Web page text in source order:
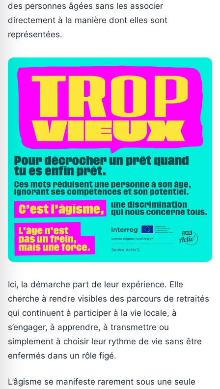
des personnes âgées sans les associer
directement à la manière dont elles sont
représentées.
Ici, la démarche part de leur expérience. Elle
cherche à rendre visibles des parcours de retraités
qui continuent à participer à la vie locale, à
s’engager, à apprendre, à transmettre ou
simplement à choisir leur rythme de vie sans être
enfermés dans un rôle figé.
L’âgisme se manifeste rarement sous une seule